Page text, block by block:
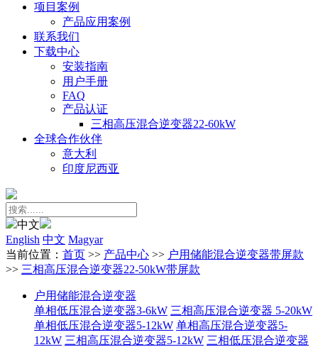
项目案例
产品应用案例
联系我们
下载中心
安装指南
用户手册
FAQ
产品认证
三相高压混合逆变器22-60kW
全球合作伙伴
意大利
印度尼西亚
中文
English 中文 Magyar
当前位置： 首页 >> 产品中心 >> 户用储能混合逆变器带屏款
>> 三相高压混合逆变器22-50kW带屏款
户用储能混合逆变器
单相低压混合逆变器3-6kW 三相高压混合逆变器 5-20kW
单相低压混合逆变器5-12kW 单相高压混合逆变器5-
12kW 三相高压混合逆变器5-12kW 三相低压混合逆变器